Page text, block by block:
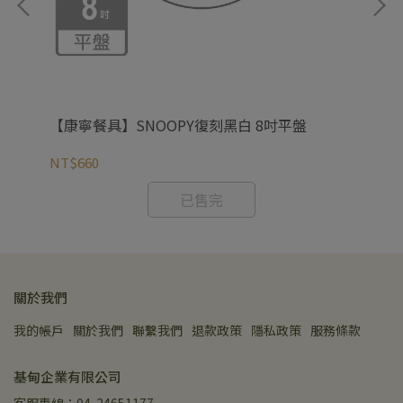
【康寧餐具】SNOOPY復刻黑白 8吋平盤
NT$660
已售完
關於我們
我的帳戶 關於我們 聯繫我們 退款政策 隱私政策 服務條款
基甸企業有限公司